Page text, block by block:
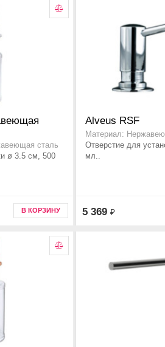
сталь
ø 3.5 см, 500
В КОРЗИНУ
Alveus RSF
Материал:
Отверстие для
мл..
5 369 ₽